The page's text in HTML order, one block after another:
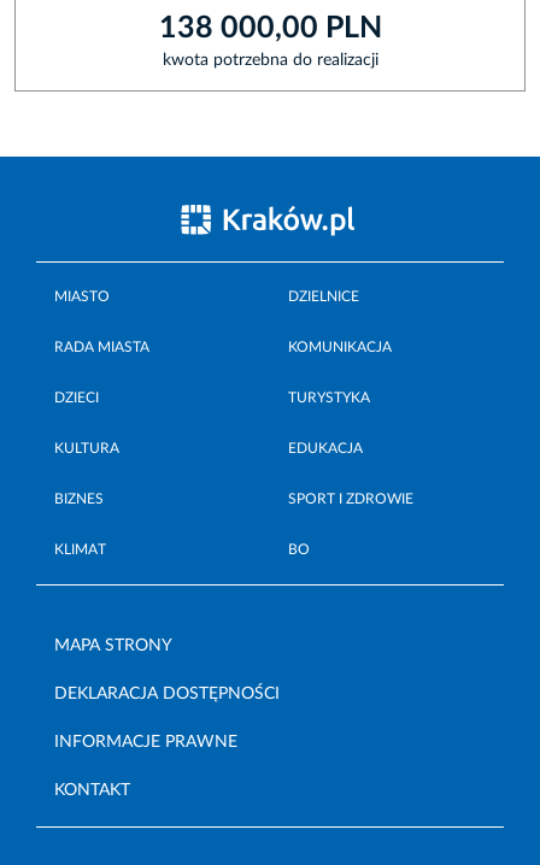
138 000,00 PLN
kwota potrzebna do realizacji
MIASTO DZIELNICE
RADA MIASTA KOMUNIKACJA
DZIECI TURYSTYKA
KULTURA EDUKACJA
BIZNES SPORT I ZDROWIE
KLIMAT BO
MAPA STRONY
DEKLARACJA DOSTĘPNOŚCI
INFORMACJE PRAWNE
KONTAKT